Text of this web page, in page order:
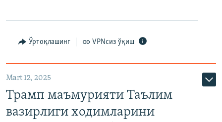
Ўртоқлашинг VPNсиз ўқиш
Mart 12, 2025
Трамп маъмурияти Таълим
вазирлиги ходимларини